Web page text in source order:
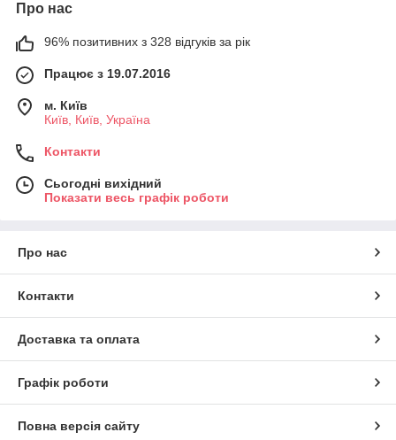
Про нас
96% позитивних з 328 відгуків за рік
Працює з 19.07.2016
м. Київ
Київ, Київ, Україна
Контакти
Сьогодні вихідний
Показати весь графік роботи
Про нас
Контакти
Доставка та оплата
Графік роботи
Повна версія сайту